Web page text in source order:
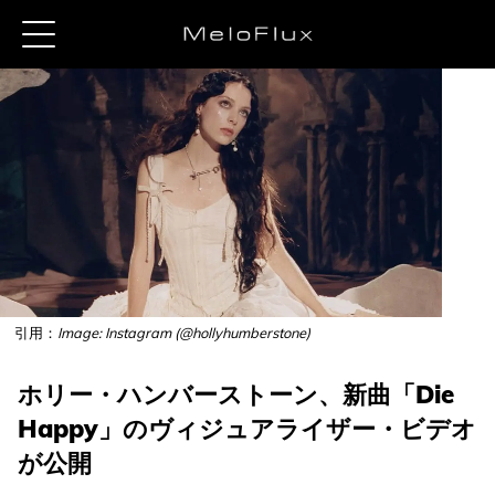
引用： Image: Instagram (@hollyhumberstone)
ホリー・ハンバーストーン、新曲「Die
Happy」のヴィジュアライザー・ビデオ
が公開